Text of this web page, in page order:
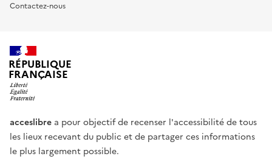
Contactez-nous
RÉPUBLIQUE
FRANÇAISE
acceslibre a pour objectif de recenser l'accessibilité de tous
les lieux recevant du public et de partager ces informations
le plus largement possible.